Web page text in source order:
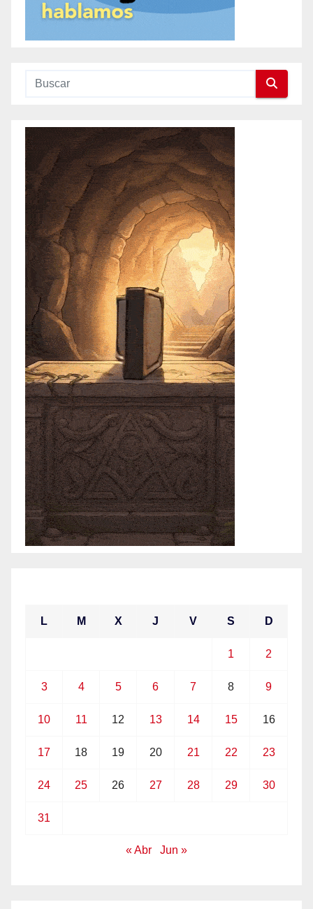
L M X J V S D
1 2
3 4 5 6 7 8 9
10 11 12 13 14 15 16
17 18 19 20 21 22 23
24 25 26 27 28 29 30
31
« Abr Jun »